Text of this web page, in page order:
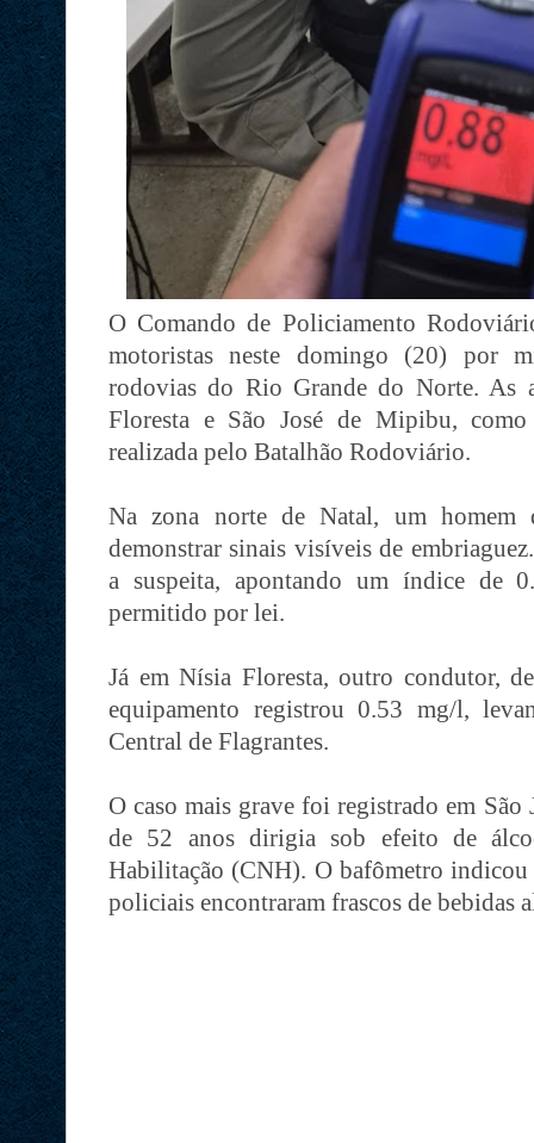
O Comando de Policiamento
motoristas neste domingo (20) por
rodovias do Rio Grande do Norte. As
Floresta e São José de Mipibu,
realizada pelo Batalhão Rodoviário.
Na zona norte de Natal, um homem
demonstrar sinais visíveis de
a suspeita, apontando um índice de
permitido por lei.
Já em Nísia Floresta, outro condutor,
equipamento registrou 0.53 mg/l,
Central de Flagrantes.
O caso mais grave foi registrado em
de 52 anos dirigia sob efeito de
Habilitação (CNH). O bafômetro
policiais encontraram frascos de bebidas